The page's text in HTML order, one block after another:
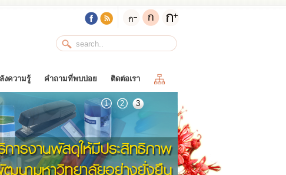
งความรู้ คำถามที่พบบ่อย ติดต่อเรา
1 2 3